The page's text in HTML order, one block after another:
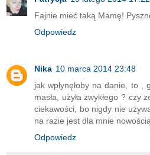
Fajnie mieć taką Mamę!
Odpowiedz
Nika 10 marca 2014 23:48
jak wpłynęłoby na danie, to ,
masła, użyła zwykłego ? czy
ciekawości, bo nigdy nie
na razie jest dla mnie
Odpowiedz